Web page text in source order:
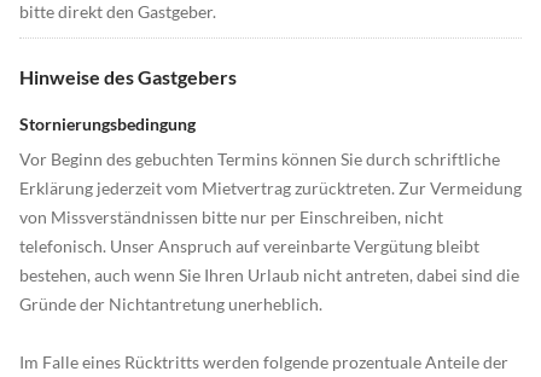
bitte direkt den Gastgeber.
Hinweise des Gastgebers
Stornierungsbedingung
Vor Beginn des gebuchten Termins können Sie durch schriftliche
Erklärung jederzeit vom Mietvertrag zurücktreten. Zur Vermeidung
von Missverständnissen bitte nur per Einschreiben, nicht
telefonisch. Unser Anspruch auf vereinbarte Vergütung bleibt
bestehen, auch wenn Sie Ihren Urlaub nicht antreten, dabei sind die
Gründe der Nichtantretung unerheblich.
Im Falle eines Rücktritts werden folgende prozentuale Anteile der